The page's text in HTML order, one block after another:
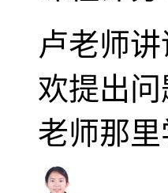
卢老师
欢提出
老师那